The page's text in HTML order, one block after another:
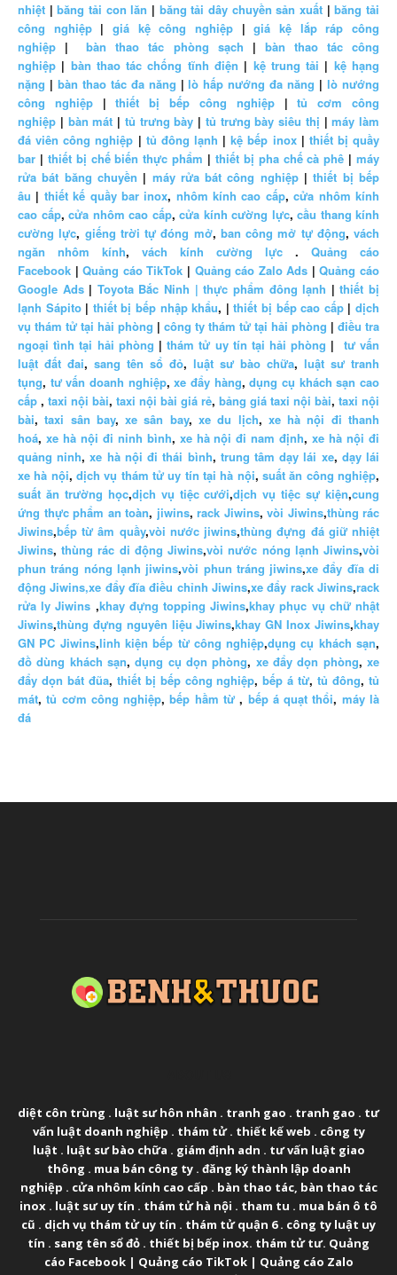
nhiệt |băng tải con lăn | băng tải dây chuyền sản xuất |băng tải
công nghiệp|giá kệ công nghiệp |giá kệ lắp ráp công
nghiệp |bàn thao tác phòng sạch | bàn thao tác công
nghiệp | bàn thao tác chống tĩnh điện | kệ trung tải | kệ hạng
nặng | bàn thao tác đa năng |lò hấp nướng đa năng |lò nướng
công nghiệp|thiết bị bếp công nghiệp|tủ cơm công
nghiệp | bàn mát | tủ trưng bày | tủ trưng bày siêu thị |máy làm
đá viên công nghiệp | tủ đông lạnh |kệ bếp inox| thiết bị quầy
bar | thiết bị chế biến thực phẩm | thiết bị pha chế cà phê | máy
rửa bát băng chuyền | máy rửa bát công nghiệp|thiết bị bếp
âu | thiết kế quầy bar inox, nhôm kính cao cấp,cửa nhôm kính
cao cấp, cửa nhôm cao cấp, cửa kính cường lực, cầu thang kính
cường lực, giếng trời tự đóng mở, ban công mở tự động, vách
ngăn nhôm kính, vách kính cường lực . Quảng cáo
Facebook |Quảng cáo TikTok | Quảng cáo Zalo Ads |Quảng cáo
Google Ads| Toyota Bắc Ninh | thực phẩm đông lạnh |thiết bị
lạnh Sápito | thiết bị bếp nhập khẩu, |thiết bị bếp cao cấp|dịch
vụ thám tử tại hải phòng | công ty thám tử tại hải phòng | điều tra
ngoại tình tại hải phòng |thám tử uy tín tại hải phòng | tư vấn
luật đất đai, sang tên sổ đỏ, luật sư bào chữa, luật sư tranh
tụng, tư vấn doanh nghiệp,xe đẩy hàng,dụng cụ khách sạn cao
cấp , taxi nội bài, taxi nội bài giá rẻ, bảng giá taxi nội bài, taxi nội
bài,taxi sân bay,xe sân bay,xe du lịch, xe hà nội đi thanh
hoá, xe hà nội đi ninh bình, xe hà nội đi nam định,xe hà nội đi
quảng ninh,xe hà nội đi thái bình, trung tâm dạy lái xe, dạy lái
xe hà nội,dịch vụ thám tử uy tín tại hà nội,suất ăn công nghiệp,
suất ăn trường học,dịch vụ tiệc cưới,dịch vụ tiệc sự kiện,cung
ứng thực phẩm an toàn, jiwins, rack Jiwins, vòi Jiwins,thùng rác
Jiwins,bếp từ âm quầy,vòi nước jiwins,thùng đựng đá giữ nhiệt
Jiwins,thùng rác di động Jiwins,vòi nước nóng lạnh Jiwins,vòi
phun tráng nóng lạnh jiwins,vòi phun tráng jiwins,xe đẩy đĩa di
động Jiwins,xe đẩy đĩa điều chỉnh Jiwins,xe đẩy rack Jiwins,rack
rửa ly Jiwins ,khay đựng topping Jiwins,khay phục vụ chữ nhật
Jiwins,thùng đựng nguyên liệu Jiwins,khay GN Inox Jiwins,khay
GN PC Jiwins,linh kiện bếp từ công nghiệp,dụng cụ khách sạn,
đồ dùng khách sạn,dụng cụ dọn phòng, xe đẩy dọn phòng,xe
đẩy dọn bát đũa, thiết bị bếp công nghiệp,bếp á từ,tủ đông,tủ
mát,tủ cơm công nghiệp,bếp hầm từ , bếp á quạt thổi, máy là
đá
diệt côn trùng . luật sư hôn nhân . tranh gao . tranh gao . tư
vấn luật doanh nghiệp . thám tử. thiết kế web . công ty
luật . luật sư bào chữa . giám định adn . tư vấn luật giao
thông . mua bán công ty. đăng ký thành lập doanh
nghiệp . cửa nhôm kính cao cấp . bàn thao tác, bàn thao tác
inox . luật sư uy tín . thám tử hà nội . tham tu . mua bán ô tô
cũ . dịch vụ thám tử uy tín . thám tử quận 6. công ty luật uy
tín . sang tên sổ đỏ . thiết bị bếp inox. thám tử tư. Quảng
cáo Facebook| Quảng cáo TikTok| Quảng cáo Zalo